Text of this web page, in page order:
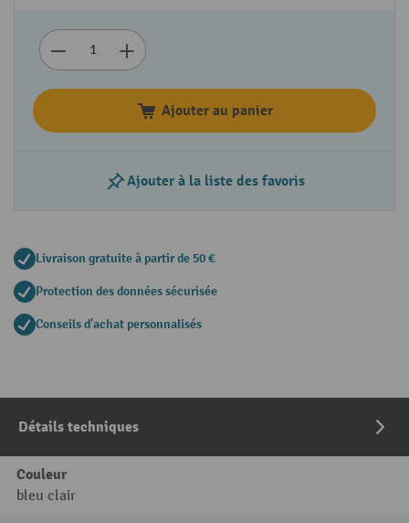
Ajouter au panier
Ajouter à la liste des favoris
Livraison gratuite à partir de 50 €
Protection des données sécurisée
Conseils d'achat personnalisés
Détails techniques
Couleur
bleu clair